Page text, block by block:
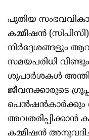
പുതിയ
കമ്മീഷൻ
നിർദ്ദേശങ്ങളും
സമയപരിധി വീണ്ടും
ശുപാർശകൾ
ജീവനക്കാരുടെ
പെൻഷൻകാർക്കും
കമ്മീഷൻ